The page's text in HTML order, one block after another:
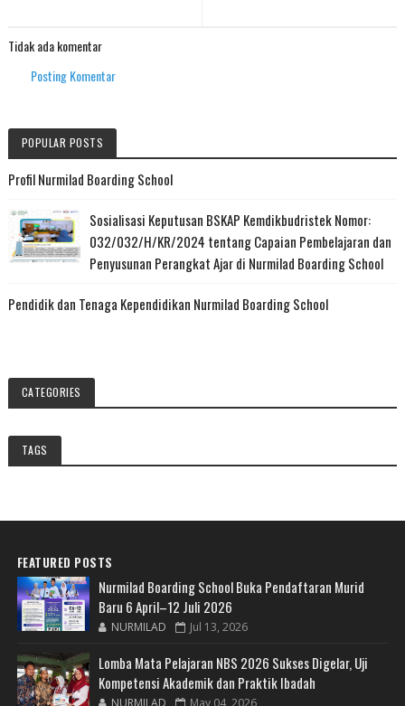
Tidak ada komentar
Posting Komentar
POPULAR POSTS
Profil Nurmilad Boarding School
Sosialisasi Keputusan BSKAP Kemdikbudristek Nomor:
032/032/H/KR/2024 tentang Capaian Pembelajaran dan
Penyusunan Perangkat Ajar di Nurmilad Boarding School
Pendidik dan Tenaga Kependidikan Nurmilad Boarding School
CATEGORIES
TAGS
FEATURED POSTS
Nurmilad Boarding School Buka Pendaftaran Murid
Baru 6 April–12 Juli 2026
NURMILAD Jul 13, 2026
Lomba Mata Pelajaran NBS 2026 Sukses Digelar, Uji
Kompetensi Akademik dan Praktik Ibadah